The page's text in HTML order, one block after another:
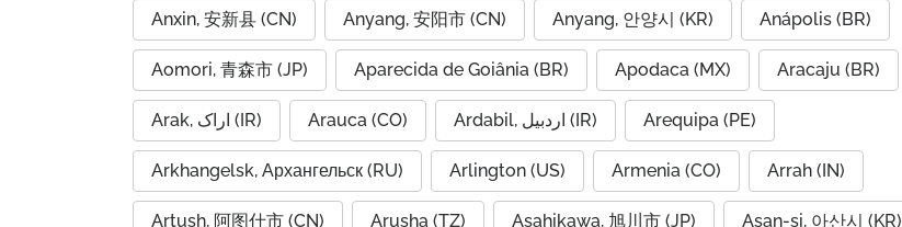
Anxin, 安新县 (CN) Anyang, 安阳市 (CN) Anyang, 안양시 (KR) Anápolis (BR)
Aomori, 青森市 (JP) Aparecida de Goiânia (BR) Apodaca (MX) Aracaju (BR)
Arak, اراک (IR) Arauca (CO) Ardabil, اردبیل (IR) Arequipa (PE)
Arkhangelsk, Архангельск (RU) Arlington (US) Armenia (CO) Arrah (IN)
Artush, 阿图什市 (CN) Arusha (TZ) Asahikawa, 旭川市 (JP) Asan-si, 아산시 (KR)